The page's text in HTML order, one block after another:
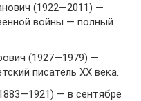
(1922—2011) —
войны — полный
(1927—1979) —
писатель XX века.
— в сентябре